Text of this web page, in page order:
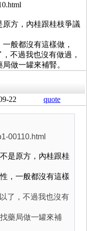
原方，內桂跟桂枝爭議
般都沒有這樣做，
不過我也沒有做過，
做一罐來補腎。
22 quote
00110.html
是原方，內桂跟桂
，一般都沒有這樣
了，不過我也沒有
藥局做一罐來補